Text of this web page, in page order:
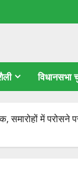
विधानसभा
समारोहों में परोसने